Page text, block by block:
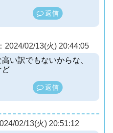
返信
2024/02/13(火) 20:44:05
い訳でもないからな、
ど
返信
02/13(火) 20:51:12